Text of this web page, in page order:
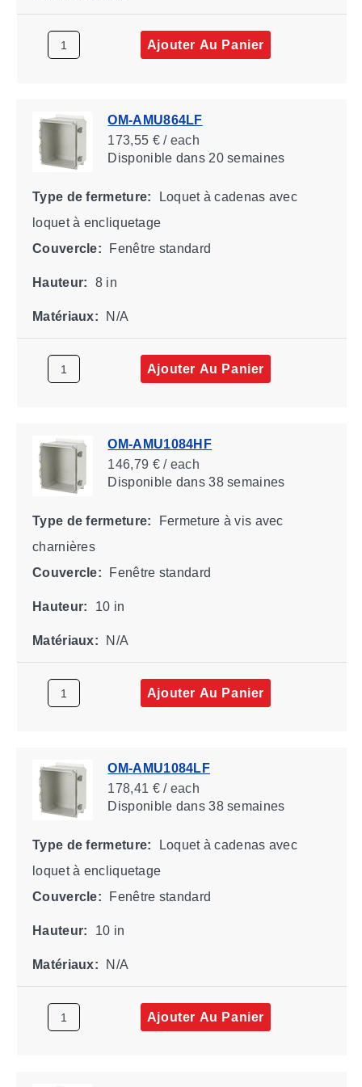
Ajouter Au Panier
OM-AMU864LF
173,55 € / each
Disponibledans 20 semaines
Type de fermeture:
Loquet à cadenas avec
loquet à encliquetage
Couvercle:
Fenêtre standard
Hauteur: 8 in
Matériaux: N/A
Ajouter Au Panier
OM-AMU1084HF
146,79 € / each
Disponibledans 38 semaines
Type de fermeture:
Fermeture à vis avec
charnières
Couvercle:
Fenêtre standard
Hauteur: 10 in
Matériaux: N/A
Ajouter Au Panier
OM-AMU1084LF
178,41 € / each
Disponibledans 38 semaines
Type de fermeture:
Loquet à cadenas avec
loquet à encliquetage
Couvercle:
Fenêtre standard
Hauteur: 10 in
Matériaux: N/A
Ajouter Au Panier